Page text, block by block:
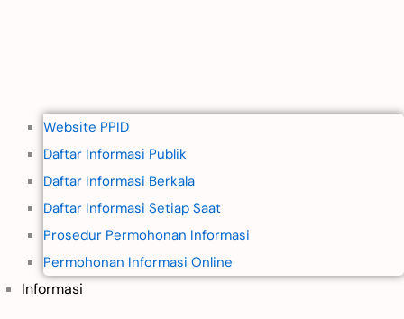
Website PPID
Daftar Informasi Publik
Daftar Informasi Berkala
Daftar Informasi Setiap Saat
Prosedur Permohonan Informasi
Permohonan Informasi Online
Informasi